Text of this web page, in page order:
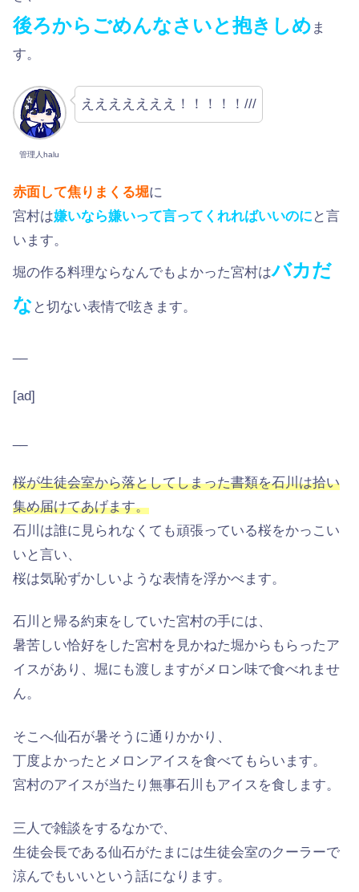
後ろからごめんなさいと抱きしめ ま
す。
管理人halu
えええええええ！！！！！///
赤面して焦りまくる堀に
宮村は嫌いなら嫌いって言ってくれればいいのに と言
います。
堀の作る料理ならなんでもよかった宮村はバカだ
な と切ない表情で呟きます。
[ad]
桜が生徒会室から落としてしまった書類を石川は拾い
集め届けてあげます。
石川は誰に見られなくても頑張っている桜をかっこい
いと言い、
桜は気恥ずかしいような表情を浮かべます。
石川と帰る約束をしていた宮村の手には、
暑苦しい恰好をした宮村を見かねた堀からもらったア
イスがあり、堀にも渡しますがメロン味で食べれませ
ん。
そこへ仙石が暑そうに通りかかり、
丁度よかったとメロンアイスを食べてもらいます。
宮村のアイスが当たり無事石川もアイスを食します。
三人で雑談をするなかで、
生徒会長である仙石がたまには生徒会室のクーラーで
涼んでもいいという話になります。